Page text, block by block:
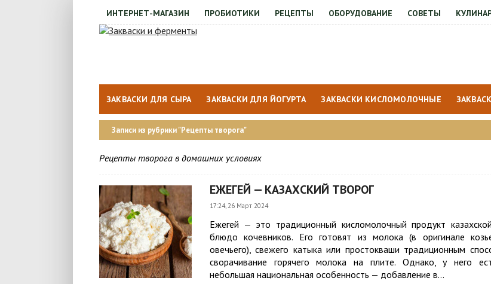
ИНТЕРНЕТ-МАГАЗИН ПРОБИОТИКИ РЕЦЕПТЫ ОБОРУДОВАНИЕ СОВЕТЫ
ЗАКВАСКИ ДЛЯ СЫРА ЗАКВАСКИ ДЛЯ ЙОГУРТА ЗАКВАСКИ КИСЛОМОЛОЧНЫЕ
Записи из рубрики "Рецепты творога"
Рецепты творога в домашних условиях
ЕЖЕГЕЙ — КАЗАХСКИЙ ТВОРОГ
17:24, 26 Март 2024
Ежегей — это традиционный кисломолочный продукт
блюдо кочевников. Его готовят из молока (в оригинале
овечьего), свежего катыка или простокваши традиционным
сворачивание горячего молока на плите. Однако, у него
небольшая национальная особенность — добавление в...